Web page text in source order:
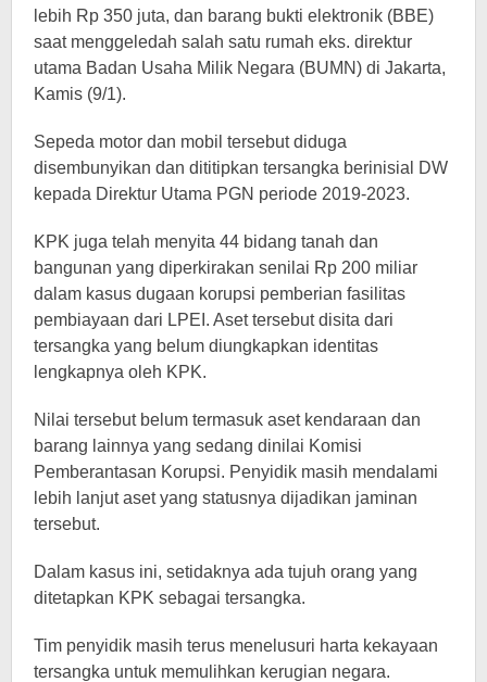
lebih Rp 350 juta, dan barang bukti elektronik (BBE)
saat menggeledah salah satu rumah eks. direktur
utama Badan Usaha Milik Negara (BUMN) di Jakarta,
Kamis (9/1).
Sepeda motor dan mobil tersebut diduga
disembunyikan dan dititipkan tersangka berinisial DW
kepada Direktur Utama PGN periode 2019-2023.
KPK juga telah menyita 44 bidang tanah dan
bangunan yang diperkirakan senilai Rp 200 miliar
dalam kasus dugaan korupsi pemberian fasilitas
pembiayaan dari LPEI. Aset tersebut disita dari
tersangka yang belum diungkapkan identitas
lengkapnya oleh KPK.
Nilai tersebut belum termasuk aset kendaraan dan
barang lainnya yang sedang dinilai Komisi
Pemberantasan Korupsi. Penyidik ​​masih mendalami
lebih lanjut aset yang statusnya dijadikan jaminan
tersebut.
Dalam kasus ini, setidaknya ada tujuh orang yang
ditetapkan KPK sebagai tersangka.
Tim penyidik ​​masih terus menelusuri harta kekayaan
tersangka untuk memulihkan kerugian negara.